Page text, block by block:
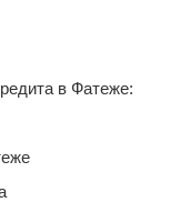
в Фатеже: